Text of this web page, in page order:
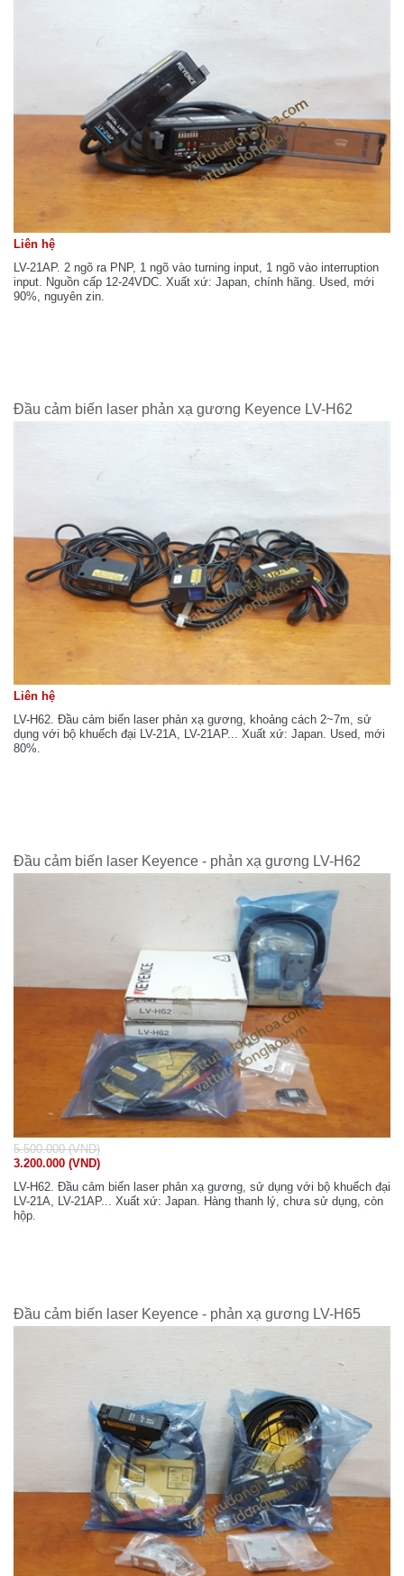
Liên hệ
LV-21AP. 2 ngõ ra PNP, 1 ngõ vào turning input, 1 ngõ vào interruption
input. Nguồn cấp 12-24VDC. Xuất xứ: Japan, chính hãng. Used, mới
90%, nguyên zin.
Đầu cảm biến laser phản xạ gương Keyence LV-H62
Liên hệ
LV-H62. Đầu cảm biến laser phản xạ gương, khoảng cách 2~7m, sử
dụng với bộ khuếch đại LV-21A, LV-21AP... Xuất xứ: Japan. Used, mới
80%.
Đầu cảm biến laser Keyence - phản xạ gương LV-H62
5.500.000 (VND)
3.200.000 (VND)
LV-H62. Đầu cảm biến laser phản xạ gương, sử dụng với bộ khuếch đại
LV-21A, LV-21AP... Xuất xứ: Japan. Hàng thanh lý, chưa sử dụng, còn
hộp.
Đầu cảm biến laser Keyence - phản xạ gương LV-H65